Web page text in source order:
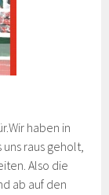
haben in
raus geholt,
Also die
ab auf den